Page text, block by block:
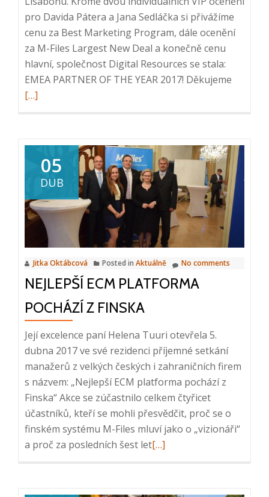
pro Davida Pátera a Jana Sedláčka si přivážíme
cenu za Best Marketing Program, dále ocenění
za M-Files Largest New Deal a konečně cenu
hlavní, společnost Digital Resources se stala:
EMEA PARTNER OF THE YEAR 2017! Děkujeme
Digital
[…]
05
DUB
Jitka Oktábcová Posted in Aktuálně No comments
NEJLEPŠÍ ECM PLATFORMA
POCHÁZÍ Z FINSKA
Její excelence paní Helena Tuuri otevřela 5.
dubna 2017 ve své rezidenci příjemné setkání
manažerů z velkých českých i zahraničních firem
s názvem: „Nejlepší ECM platforma pochází z
Finska“ Akce se zúčastnilo celkem čtyřicet
účastníků, kteří se mohli přesvědčit, proč se o
finském systému M-Files mluví jako o „vizionáři“
a proč za posledních šest letRead
[…]